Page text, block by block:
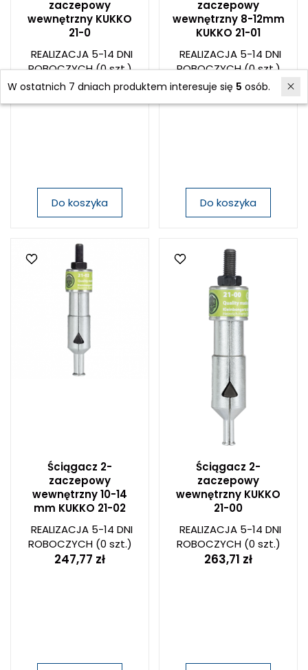
zaczepowy
wewnętrzny KUKKO
21-0
REALIZACJA 5-14 DNI
ROBOCZYCH(0 szt.)
263,71 zł
Do koszyka
zaczepowy
wewnętrzny 8-12mm
KUKKO 21-01
REALIZACJA 5-14 DNI
ROBOCZYCH(0 szt.)
235,68 zł
Do koszyka
Ściągacz 2-
zaczepowy
wewnętrzny 10-14
mm KUKKO 21-02
REALIZACJA 5-14 DNI
ROBOCZYCH(0 szt.)
247,77 zł
Ściągacz 2-
zaczepowy
wewnętrzny KUKKO
21-00
REALIZACJA 5-14 DNI
ROBOCZYCH(0 szt.)
263,71 zł
W ostatnich 7 dniach produktem interesuje się 5 osób.